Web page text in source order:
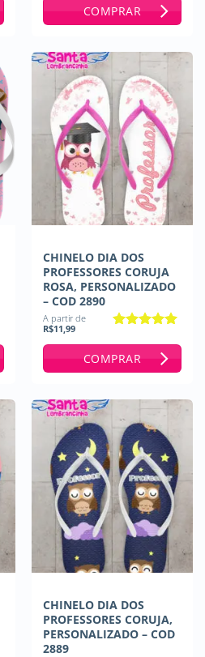
COMPRAR
CHINELO DIA DOS
PROFESSORES CORUJA
ROSA, PERSONALIZADO
– COD 2890
A partir de
R$11,99
COMPRAR
CHINELO DIA DOS
PROFESSORES CORUJA,
PERSONALIZADO – COD
2889